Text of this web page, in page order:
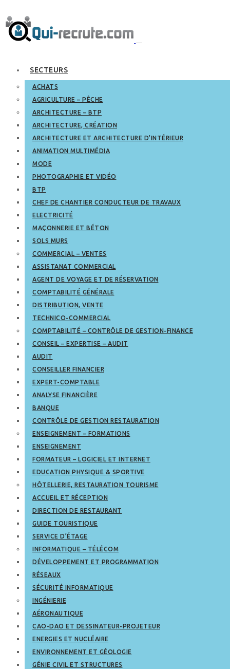
SECTEURS
ACHATS
AGRICULTURE – PÊCHE
ARCHITECTURE – BTP
ARCHITECTURE, CRÉATION
ARCHITECTURE ET ARCHITECTURE D’INTÉRIEUR
ANIMATION MULTIMÉDIA
MODE
PHOTOGRAPHIE ET VIDÉO
BTP
CHEF DE CHANTIER CONDUCTEUR DE TRAVAUX
ELECTRICITÉ
MAÇONNERIE ET BÉTON
SOLS MURS
COMMERCIAL – VENTES
ASSISTANAT COMMERCIAL
AGENT DE VOYAGE ET DE RÉSERVATION
COMPTABILITÉ GÉNÉRALE
DISTRIBUTION, VENTE
TECHNICO-COMMERCIAL
COMPTABILITÉ – CONTRÔLE DE GESTION-FINANCE
CONSEIL – EXPERTISE – AUDIT
AUDIT
CONSEILLER FINANCIER
EXPERT-COMPTABLE
ANALYSE FINANCIÈRE
BANQUE
CONTRÔLE DE GESTION RESTAURATION
ENSEIGNEMENT – FORMATIONS
ENSEIGNEMENT
FORMATEUR – LOGICIEL ET INTERNET
EDUCATION PHYSIQUE & SPORTIVE
HÔTELLERIE, RESTAURATION TOURISME
ACCUEIL ET RÉCEPTION
DIRECTION DE RESTAURANT
GUIDE TOURISTIQUE
SERVICE D’ÉTAGE
INFORMATIQUE – TÉLÉCOM
DÉVELOPPEMENT ET PROGRAMMATION
RÉSEAUX
SÉCURITÉ INFORMATIQUE
INGÉNIERIE
AÉRONAUTIQUE
CAO-DAO ET DESSINATEUR-PROJETEUR
ENERGIES ET NUCLÉAIRE
ENVIRONNEMENT ET GÉOLOGIE
GÉNIE CIVIL ET STRUCTURES